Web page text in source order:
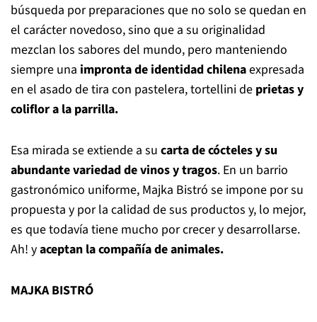
búsqueda por preparaciones que no solo se quedan en
el carácter novedoso, sino que a su originalidad
mezclan los sabores del mundo, pero manteniendo
siempre una impronta de identidad chilenaexpresada
en el asado de tira con pastelera, tortellini de prietas y
coliflor a la parrilla.
Esa mirada se extiende a su carta de cócteles y su
abundante variedad de vinos y tragos. En un barrio
gastronómico uniforme, Majka Bistró se impone por su
propuesta y por la calidad de sus productos y, lo mejor,
es que todavía tiene mucho por crecer y desarrollarse.
Ah! yaceptan la compañía de animales.
MAJKA BISTRÓ